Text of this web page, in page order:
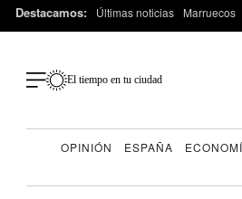
Destacamos: Últimas noticias Marruecos
El tiempo en tu ciudad
OPINIÓN ESPAÑA